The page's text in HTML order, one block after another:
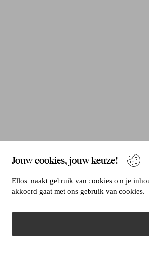
Jouw cookies, jouw keuze!
Ellos maakt gebruik van cookies om je
akkoord gaat met ons gebruik van cookies.